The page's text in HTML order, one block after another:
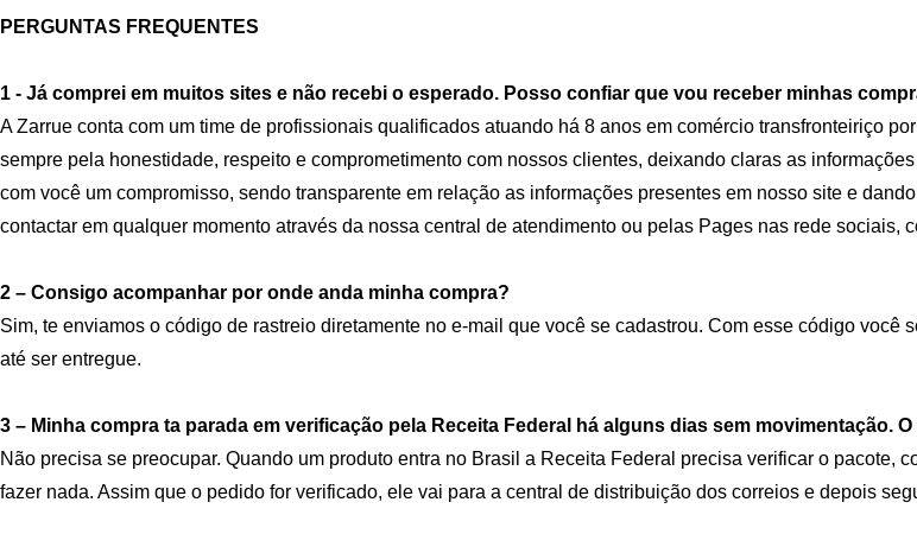
PERGUNTAS FREQUENTES
1 - Já comprei em muitos sites e não recebi o esperado. Posso confiar que vou receber minhas
A Zarrue conta com um time de profissionais qualificados atuando há 8 anos em comércio transfronteiriço
sempre pela honestidade, respeito e comprometimento com nossos clientes, deixando claras as
com você um compromisso, sendo transparente em relação as informações presentes em nosso site e
contactar em qualquer momento através da nossa central de atendimento ou pelas Pages nas rede sociais,
2 – Consigo acompanhar por onde anda minha compra?
Sim, te enviamos o código de rastreio diretamente no e-mail que você se cadastrou. Com esse código
até ser entregue.
3 – Minha compra ta parada em verificação pela Receita Federal há alguns dias sem movimentação.
Não precisa se preocupar. Quando um produto entra no Brasil a Receita Federal precisa verificar o
fazer nada. Assim que o pedido for verificado, ele vai para a central de distribuição dos correios e depois